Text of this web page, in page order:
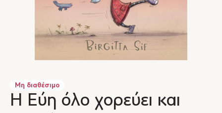
Μη διαθέσιμο
Η Εύη όλο χορεύει και